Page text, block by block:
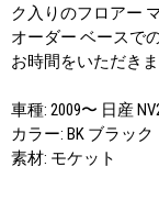
ク入りのフロアー
オーダー ベースで
お時間をいただきま
車種: 2009〜 日産
カラー: BK ブラック
素材: モケット